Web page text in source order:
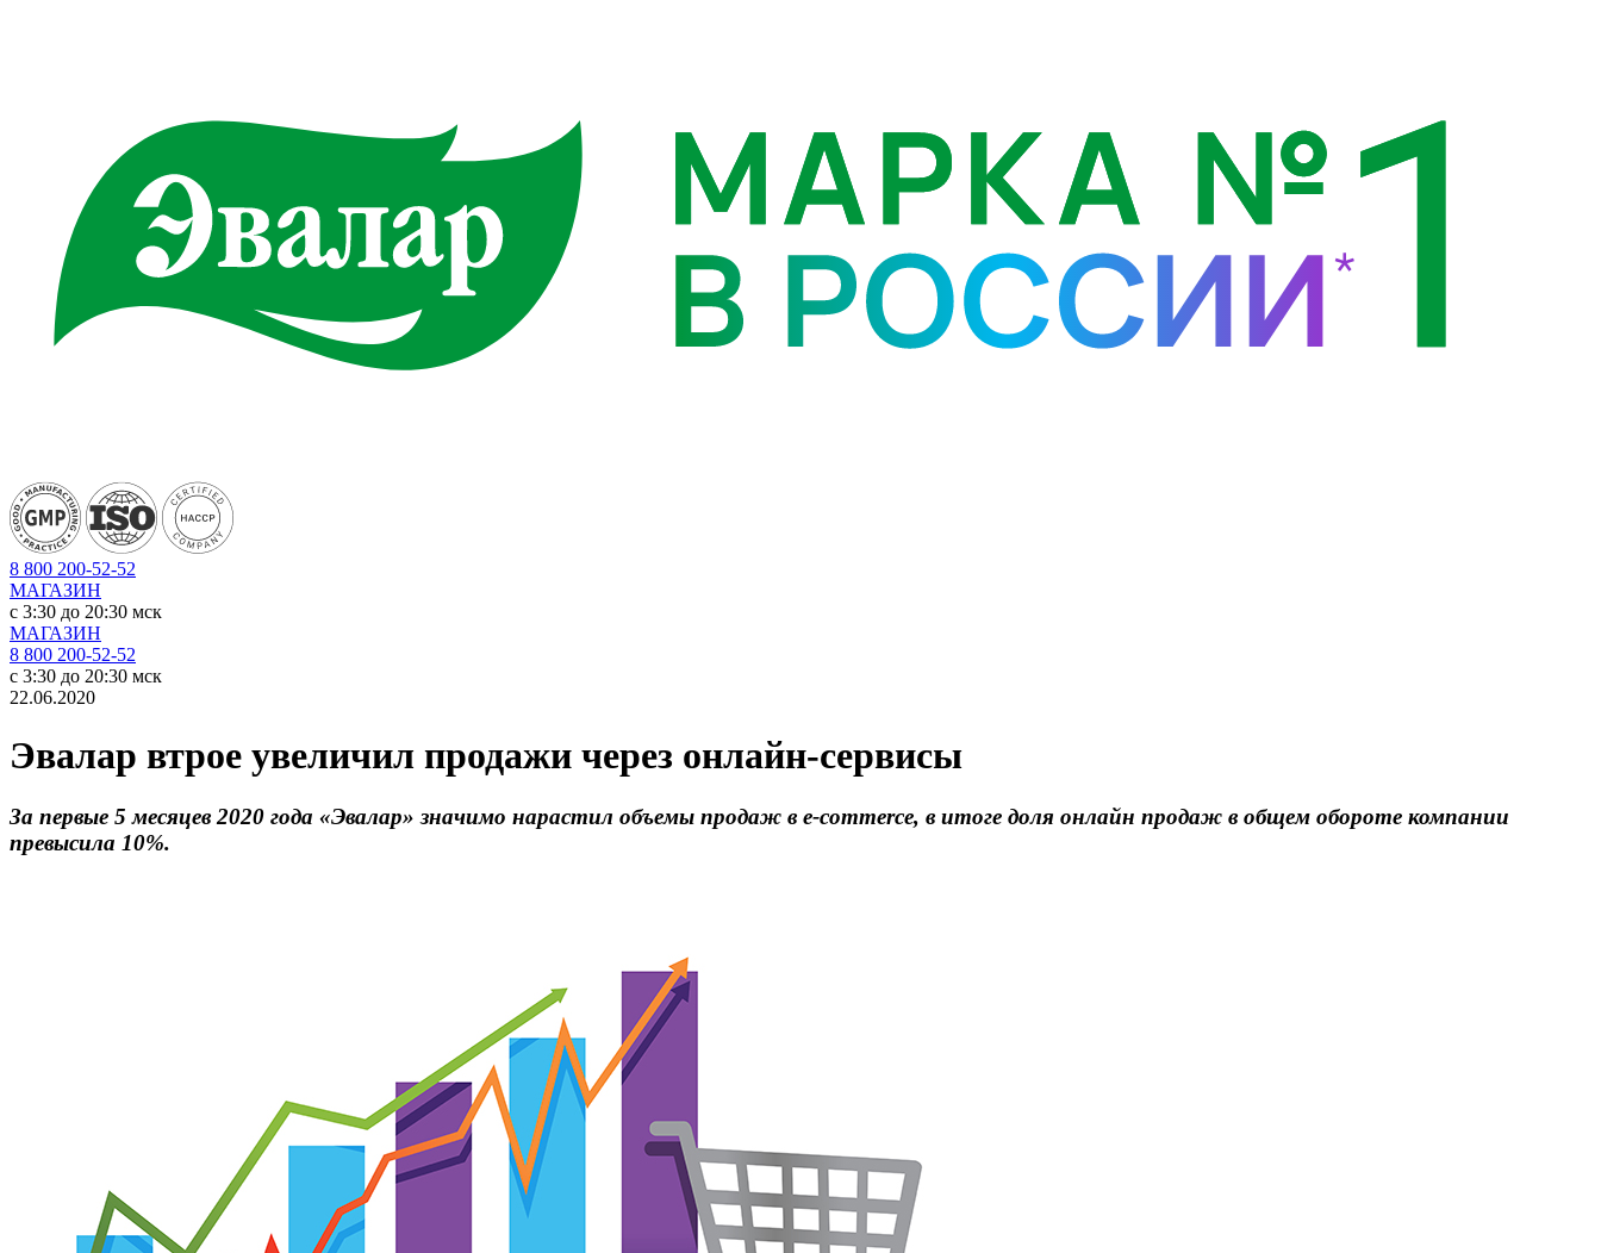
8 800 200-52-52
МАГАЗИН
c 3:30 до 20:30 мск
МАГАЗИН
8 800 200-52-52
c 3:30 до 20:30 мск
22.06.2020
Эвалар втрое увеличил продажи через онлайн-сервисы
За первые 5 месяцев 2020 года «Эвалар» значимо нарастил объемы продаж в e-commerce, в итоге доля онлайн продаж в общем обороте компании
превысила 10%.